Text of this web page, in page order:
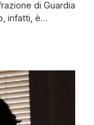
di Guardia
infatti, è
auto. Stava
e andando […]